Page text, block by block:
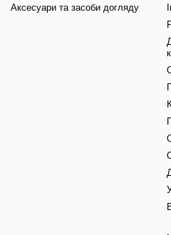
Аксесуари та засоби догляду